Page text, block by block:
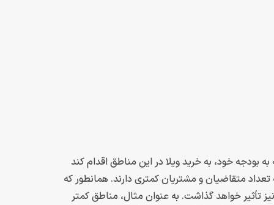
بودجه خود، به خرید ویلا در این مناطق اقدام کند
متقاضیان و مشتریان کمتری دارند. همانطور که
تأثیر خواهد گذاشت. به عنوان مثال، مناطق کمتر